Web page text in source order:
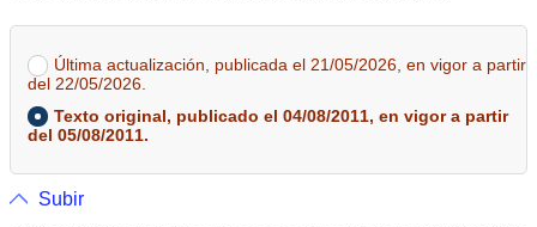
Última actualización, publicada el 21/05/2026, en vigor a partir
del 22/05/2026.
Texto original, publicado el 04/08/2011, en vigor a partir
del 05/08/2011.
Subir